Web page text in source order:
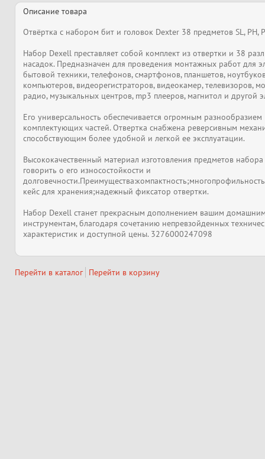
Описание товара
Отвёртка с набором бит и головок Dexter 38 предметов SL, PH,
Набор Dexell преставляет собой комплект из отвертки и 38
насадок. Предназначен для проведения монтажных работ для
бытовой техники, телефонов, смартфонов, планшетов,
компьютеров, видеорегистраторов, видеокамер, телевизоров,
радио, музыкальных центров, mp3 плееров, магнитол и другой
Его универсальность обеспечивается огромным разнообразием
комплектующих частей. Отвертка снабжена реверсивным
способствующим более удобной и легкой ее эксплуатации.
Высококачественный материал изготовления предметов набора
говорить о его износостойкости и
кейс для хранения;надежный фиксатор отвертки.
Набор Dexell станет прекрасным дополнением вашим
инструментам, благодаря сочетанию непревзойденных
характеристик и доступной цены. 3276000247098
Перейти в каталог Перейти в корзину